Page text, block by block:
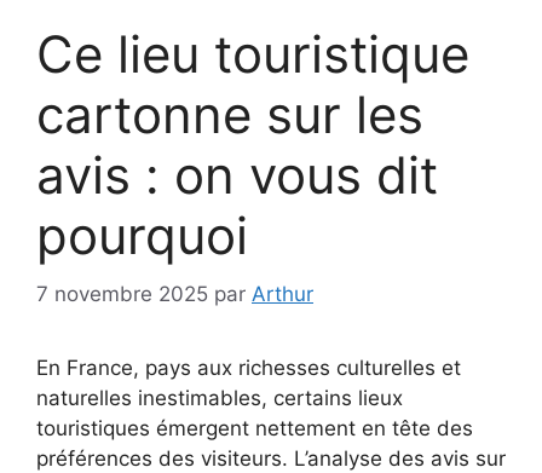
Ce lieu touristique
cartonne sur les
avis : on vous dit
pourquoi
7 novembre 2025 par Arthur
En France, pays aux richesses culturelles et
naturelles inestimables, certains lieux
touristiques émergent nettement en tête des
préférences des visiteurs. L’analyse des avis sur